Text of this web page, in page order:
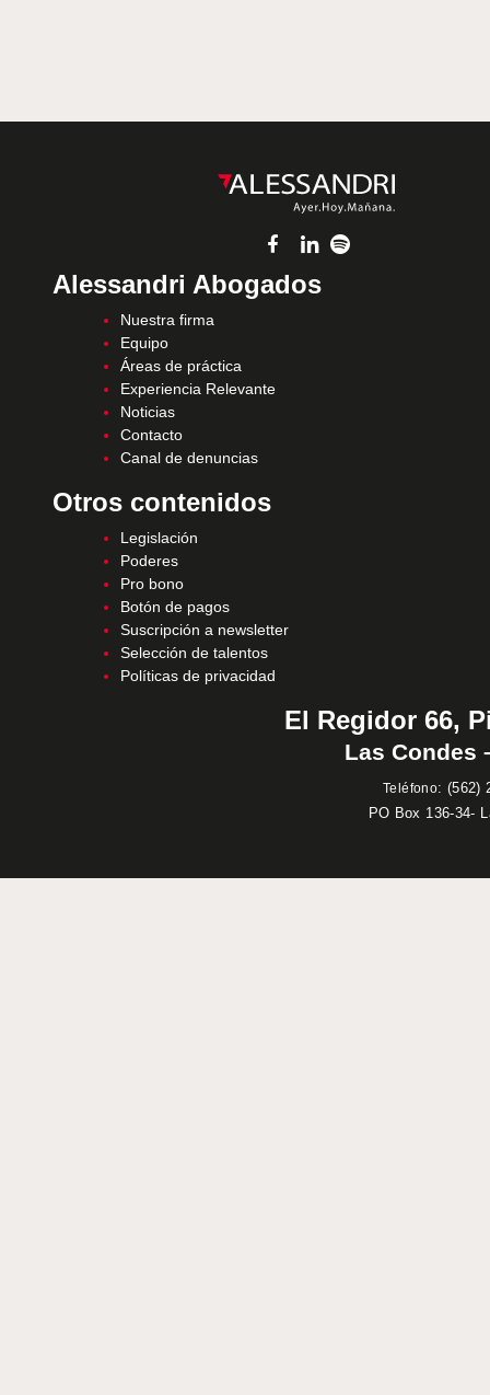
Alessandri Abogados
Nuestra firma
Equipo
Áreas de práctica
Experiencia Relevante
Noticias
Contacto
Canal de denuncias
Otros contenidos
Legislación
Poderes
Pro bono
Botón de pagos
Suscripción a newsletter
Selección de talentos
Políticas de privacidad
El Regidor 66,
Las Condes
Teléfono: (562)
PO Box 136-34-